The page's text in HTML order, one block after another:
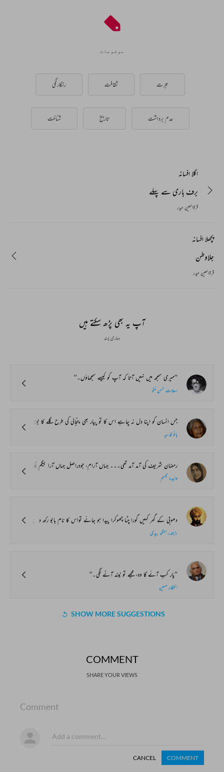
موضوعات
ہجرت ثقافت رنگارنگی
عدم برداشت تاریخ شناخت
اگلا افسانہ
برف باری سے پہلے
قرۃالعین حیدر
پچھلا افسانہ
جلاوطن
قرۃالعین حیدر
آپ یہ بھی پڑھ سکتے ہیں
ہماری پسند
’’میری سمجھ میں نہیں آتا کہ آپ کو کیسے سمجھاؤں۔‘‘
سعادت حسن منٹو
جس انسان کو اپنا دل نہ چاہے اس کا تو پیار بھی پنجالی کی طرح گلے کا بوجھ بن جاتا ہے۔ لاکھ جی کو منائو وہ محبت کا جواب محبت سے دے ہی نہیں سکتا۔ نصرت بھی اپنے چاہنے والوں کے سینے کا بوجھ، گلے کا پھندا اور ضمیر کی کڑکی رہی۔ اس کے چاہنے والے سیاحوں کی طرح آتے اور پھر وقت بیتنے پر اپنے اپنے دیس لوٹ جاتے۔ پرانی پیالیوں جیسی سوغاتیں ٹوٹی پھوٹی یادیں بھی عموماً ان کے پاس نہ ہوتیں۔
بانو قدسیہ
رمضان شریف کی آمد آمد تھی۔۔۔ جہاں آرام، جودراصل جہاں آرا بیگم بلکہ دراصل ’’جینوں‘‘ تھیں، رمضان شریف میں بے حد پاک باز بی بی بن جاتی تھیں۔ ڈھولک اور ہارمونیم پر غلاف چڑھادیتی تھیں۔۔۔ بھلے روزے نہ رکھتیں، مجرے بھی نہ کرتیں۔۔۔ اپنے خیالوں کی جنت میں ایک شان دار محل کی تعمیر میں منہمک ہوجاتیں۔۔۔ اکلوتی بیٹی چمن آرا بیگم کو بھی ان کی سختی سے یہی تاکید اور تعلیم تھی کہ بی بی اعمال جیسے کچھ بھی ہوں۔۔۔ مذہب اپنی جگہ ہے۔۔۔ ویسے دلداروں کا آنا جانا سال کے اور گیارہ مہینوں کی طرح اس مبارک مہینے میں بھی لگا لپٹا ہی رہتا۔ لیکن بس دور دور سے صاحب سلامت رہتی۔۔۔ نزدیک آنے کا سوال ہی پیدا نہیں ہوتا تھا۔ چوما چاٹی کا کیا ہے وہ تو چلتی رہتی ہے۔۔۔ ہاں، ’’حرام کام‘‘ سختی سے ممنوع قرار پاتے۔۔۔ ویسے چمن آرا بیگم ان باتوں سے ابھی دور ہی تھیں۔۔۔
واجدہ تبسم
دھوبی کے گھر کہیں گورا چٹا چھوکرا پیدا ہو جائے تواس کا نام بابو رکھ دیتے ہیں۔ سادھورام کے گھر بابو نے جنم لیا اور یہ صرف بابو کی شکل و صورت پر ہی موقوف نہیں تھا، جب وہ بڑا ہوا تو اس کی تمام عادتیں بابوؤں جیسی تھیں۔ ماں کو حقارت سے ’اے یو‘ اور باپ کو ’چل بے‘ کہنا اس نے نہ جانے کہاں سے سیکھ لیا تھا۔ وہ اس کی رعونت سے بھری ہوئی آواز، پھونک پھونک کر پاؤں رکھنا، جوتوں سمیت چوکے میں چلے جانا، دودھ کے ساتھ بالائی نہ کھانا، سبھی صفات بابوؤں والی ہی تو تھیں۔ جب وہ تحکمانہ انداز سے بولتا اور چل بے کہتا۔ تو سادھورام۔’’خی خی۔بالکل بابو، کہہ کر اپنے زرد دانت نکال دیتا اور پھر خاموش ہو جاتا۔
راجندر سنگھ بیدی
’’یار کب آئے گا وہ، مجھے تو نیند آنے لگی۔‘‘
انتظار حسین
SHOW MORE SUGGESTIONS
COMMENT
SHARE YOUR VIEWS
Comment
CANCEL COMMENT